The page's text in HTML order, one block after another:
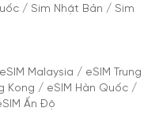
/ Sim Nhật Bản / Sim
eSIM Malaysia / eSIM Trung
Kong / eSIM Hàn Quốc /
Ấn Độ